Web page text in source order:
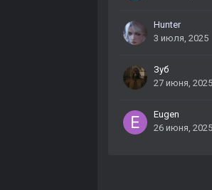
Hunter
3 июля, 2025
Зуб
27 июня, 2025
Eugen
26 июня, 2025